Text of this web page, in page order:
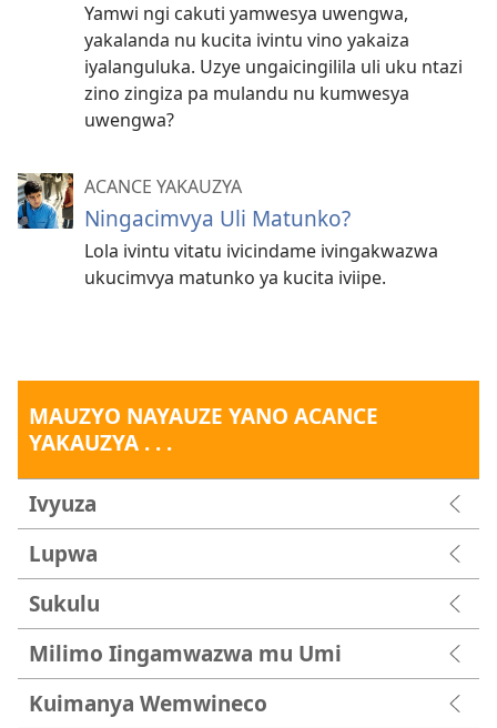
Yamwi ngi cakuti yamwesya uwengwa,
yakalanda nu kucita ivintu vino yakaiza
iyalanguluka. Uzye ungaicingilila uli uku ntazi
zino zingiza pa mulandu nu kumwesya
uwengwa?
ACANCE YAKAUZYA
Ningacimvya Uli Matunko?
Lola ivintu vitatu ivicindame ivingakwazwa
ukucimvya matunko ya kucita iviipe.
MAUZYO NAYAUZE YANO ACANCE
YAKAUZYA . . .
Ivyuza
Lupwa
Sukulu
Milimo Iingamwazwa mu Umi
Kuimanya Wemwineco